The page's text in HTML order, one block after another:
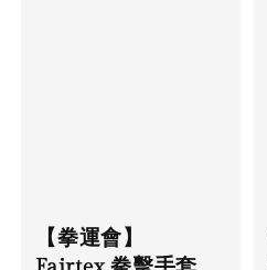
【拳運會】